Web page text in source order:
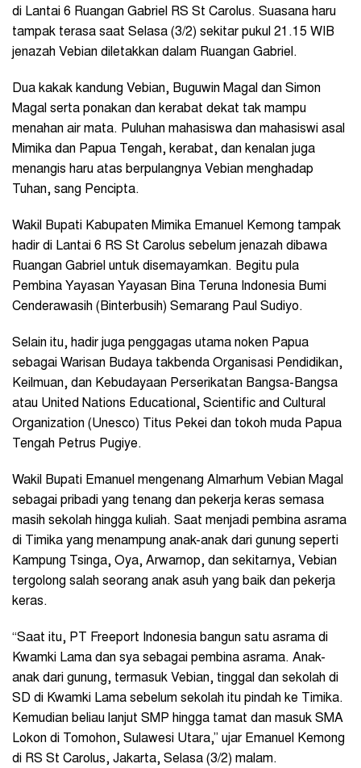
di Lantai 6 Ruangan Gabriel RS St Carolus. Suasana haru
tampak terasa saat Selasa (3/2) sekitar pukul 21.15 WIB
jenazah Vebian diletakkan dalam Ruangan Gabriel.
Dua kakak kandung Vebian, Buguwin Magal dan Simon
Magal serta ponakan dan kerabat dekat tak mampu
menahan air mata. Puluhan mahasiswa dan mahasiswi asal
Mimika dan Papua Tengah, kerabat, dan kenalan juga
menangis haru atas berpulangnya Vebian menghadap
Tuhan, sang Pencipta.
Wakil Bupati Kabupaten Mimika Emanuel Kemong tampak
hadir di Lantai 6 RS St Carolus sebelum jenazah dibawa
Ruangan Gabriel untuk disemayamkan. Begitu pula
Pembina Yayasan Yayasan Bina Teruna Indonesia Bumi
Cenderawasih (Binterbusih) Semarang Paul Sudiyo.
Selain itu, hadir juga penggagas utama noken Papua
sebagai Warisan Budaya takbenda Organisasi Pendidikan,
Keilmuan, dan Kebudayaan Perserikatan Bangsa-Bangsa
atau United Nations Educational, Scientific and Cultural
Organization (Unesco) Titus Pekei dan tokoh muda Papua
Tengah Petrus Pugiye.
Wakil Bupati Emanuel mengenang Almarhum Vebian Magal
sebagai pribadi yang tenang dan pekerja keras semasa
masih sekolah hingga kuliah. Saat menjadi pembina asrama
di Timika yang menampung anak-anak dari gunung seperti
Kampung Tsinga, Oya, Arwarnop, dan sekitarnya, Vebian
tergolong salah seorang anak asuh yang baik dan pekerja
keras.
“Saat itu, PT Freeport Indonesia bangun satu asrama di
Kwamki Lama dan sya sebagai pembina asrama. Anak-
anak dari gunung, termasuk Vebian, tinggal dan sekolah di
SD di Kwamki Lama sebelum sekolah itu pindah ke Timika.
Kemudian beliau lanjut SMP hingga tamat dan masuk SMA
Lokon di Tomohon, Sulawesi Utara,” ujar Emanuel Kemong
di RS St Carolus, Jakarta, Selasa (3/2) malam.